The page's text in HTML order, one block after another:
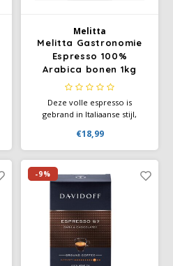
Melitta
Melitta Gastronomie
Espresso 100%
Arabica bonen 1kg
Deze volle espresso is
gebrand in Italiaanse stijl,
wordt bekroond met een
dichte karamelkleurige crema.
€18,99
-9%